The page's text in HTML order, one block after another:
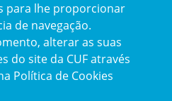
certification3
para lhe proporcionar
de navegação.
alterar as suas
do site da CUF através
Política de Cookies